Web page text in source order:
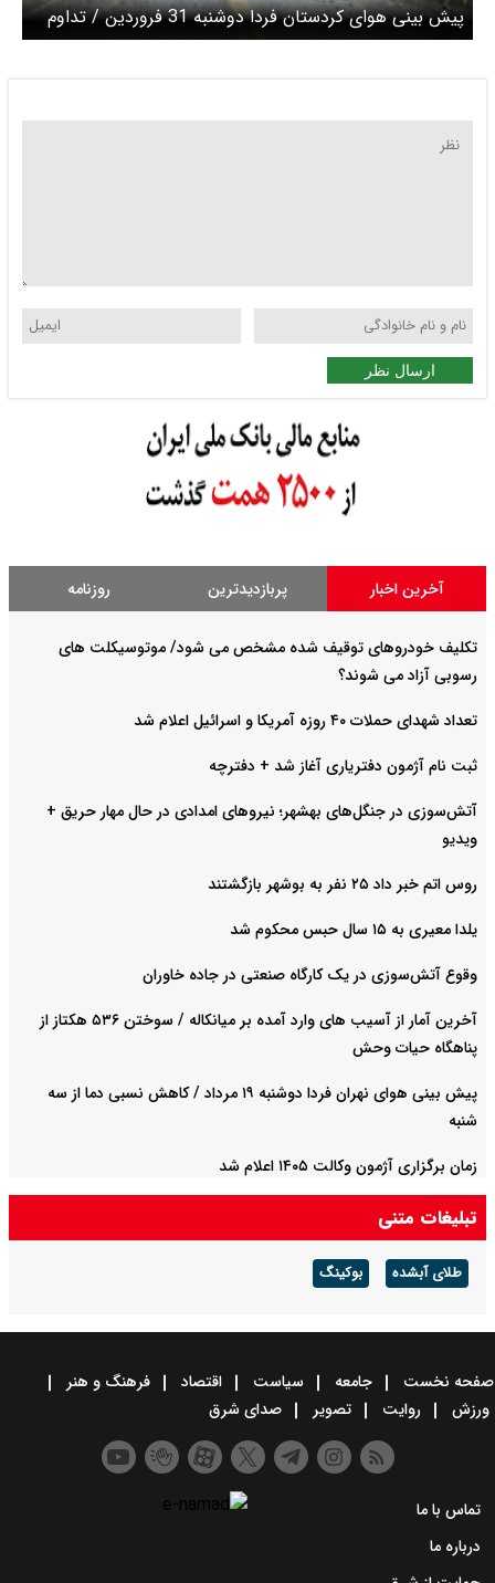
پیش بینی هوای کردستان فردا دوشنبه 31 فروردین / تداوم
رگبار باران و رعد و برق در استان
ارسال نظر
آخرین اخبار پربازدیدترین روزنامه
تکلیف خودروهای توقیف شده مشخص می شود/ موتوسیکلت های
رسوبی آزاد می شوند؟
تعداد شهدای حملات ۴۰ روزه آمریکا و اسرائیل اعلام شد
ثبت نام آژمون دفتریاری آغاز شد + دفترچه
آتش‌سوزی در جنگل‌های بهشهر؛ نیرو‌های امدادی در حال مهار حریق +
ویدیو
روس اتم خبر داد ۲۵ نفر به بوشهر بازگشتند
یلدا معیری به ۱۵ سال حبس محکوم شد
وقوع آتش‌سوزی در یک کارگاه صنعتی در جاده خاوران
آخرین آمار از آسیب های وارد آمده بر میانکاله / سوختن ۵۳۶ هکتاز از
پناهگاه حیات وحش
پیش بینی هوای نهران فردا دوشنبه ۱۹ مرداد / کاهش نسبی دما از سه
شنبه
زمان برگزاری آژمون وکالت ۱۴۰۵ اعلام شد
تبلیغات متنی
طلای آبشده بوکینگ
صفحه نخست جامعه سیاست اقتصاد
فرهنگ و هنر
ورزش
روایت تصویر صدای شرق
تماس با ما
درباره ما